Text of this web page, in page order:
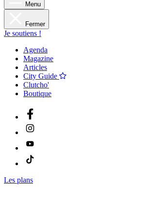
Menu
Fermer
Je soutiens !
Agenda
Magazine
Articles
City Guide
Clutcho'
Boutique
Les plans